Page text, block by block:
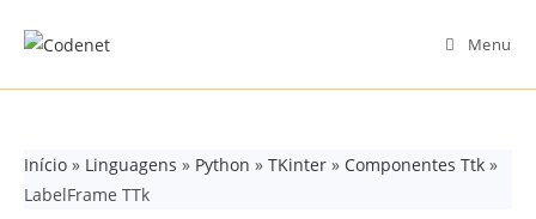
Menu
Início » Linguagens » Python » TKinter » Componentes Ttk »
LabelFrame TTk